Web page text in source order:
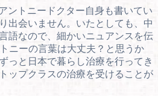
ントニードクター自身も書いてい
出会いません。いたとしても、中
語なので、細かいニュアンスを伝
ニーの言葉は大丈夫？と思うか
っと日本で暮らし治療を行ってき
ップクラスの治療を受けることが